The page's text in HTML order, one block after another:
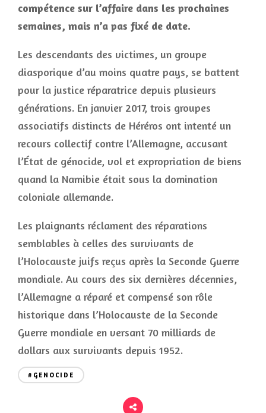
compétence sur l’affaire dans les prochaines
semaines, mais n’a pas fixé de date.
Les descendants des victimes, un groupe
diasporique d’au moins quatre pays, se battent
pour la justice réparatrice depuis plusieurs
générations. En janvier 2017, trois groupes
associatifs distincts de Héréros ont intenté un
recours collectif contre l’Allemagne, accusant
l’État de génocide, vol et expropriation de biens
quand la Namibie était sous la domination
coloniale allemande.
Les plaignants réclament des réparations
semblables à celles des survivants de
l’Holocauste juifs reçus après la Seconde Guerre
mondiale. Au cours des six dernières décennies,
l’Allemagne a réparé et compensé son rôle
historique dans l’Holocauste de la Seconde
Guerre mondiale en versant 70 milliards de
dollars aux survivants depuis 1952.
#GENOCIDE